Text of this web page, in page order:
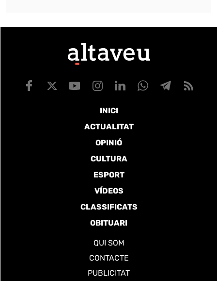
INICI
ACTUALITAT
OPINIÓ
CULTURA
ESPORT
VÍDEOS
CLASSIFICATS
OBITUARI
QUI SOM
CONTACTE
PUBLICITAT